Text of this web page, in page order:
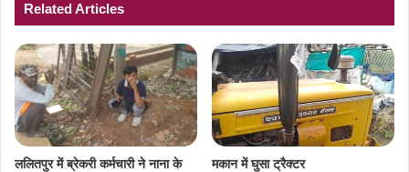
Related Articles
ललितपुर में ब्रेकरी कर्मचारी ने नाना के
मकान में घुसा ट्रैक्टर